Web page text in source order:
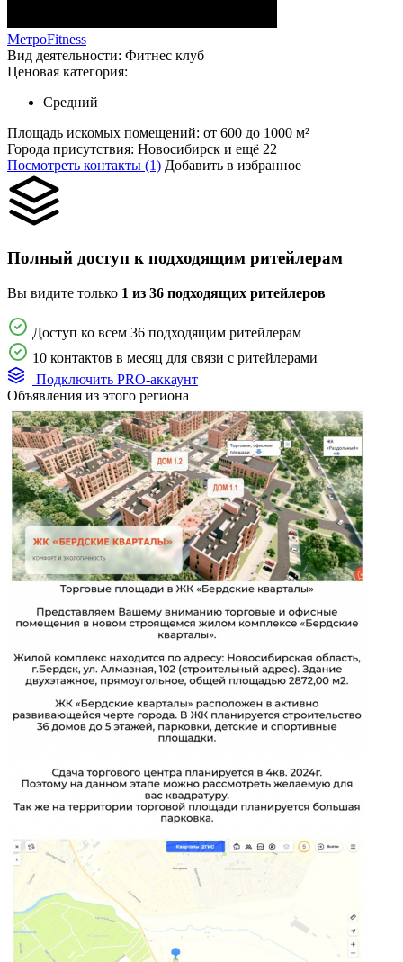
МетроFitness
Вид деятельности: Фитнес клуб
Ценовая категория:
Средний
Площадь искомых помещений: от 600 до 1000 м²
Города присутствия: Новосибирск и ещё 22
Посмотреть контакты (1) Добавить в избранное
Полный доступ к подходящим ритейлерам
Вы видите только 1 из 36 подходящих ритейлеров
Доступ ко всем 36 подходящим ритейлерам
10 контактов в месяц для связи с ритейлерами
Подключить PRO-аккаунт
Объявления из этого региона